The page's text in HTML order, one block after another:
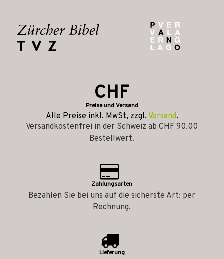
CHF
Preise und Versand
Alle Preise inkl. MwSt, zzgl. Versand.
Versandkostenfrei in der Schweiz ab CHF 90.00
Bestellwert.
Zahlungsarten
Bezahlen Sie bei uns auf die sicherste Art: per
Rechnung.
Lieferung